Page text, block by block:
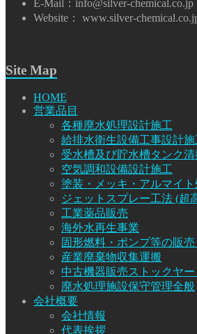
E-Mail：info@silver-chemical.co.jp
Website： www.silver-
Site Map
HOME
営業品目
各種廃水処理設計施工
給排水衛生設備工事設計施
受水槽及び貯水槽タンク清
空気調和設備設計施工
塗装・メッキ・アルマイト
ジェットスプレー工法 (超
工業薬品販売
海外水再生事業
固形燃料・ポンプ等の販
産業廃棄物収集運搬
中古機器販売ストックヤ
廃水処理施設保守管理全般
会社概要
会社情報
代表挨拶